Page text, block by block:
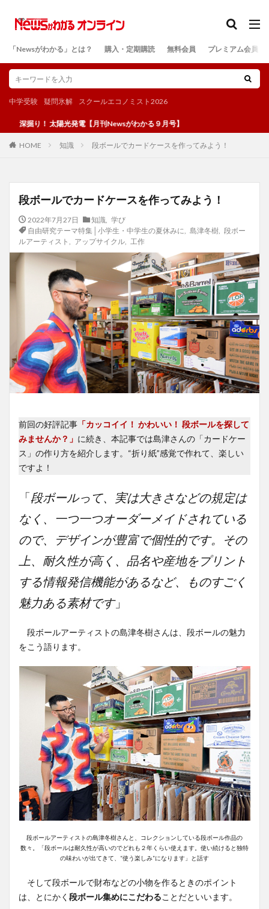
「Newsがわかる」とは？ 購入・定期購読 無料会員 プレミアム会員
中学受験 疑問氷解 スクールエコノミスト2026
！ 太陽光発電【月刊Newsがわかる９月号】
HOME 知識 段ボールでカードケースを作ってみよう！
段ボールでカードケースを作ってみよう！
2022年7月27日 知識
学び
自由研究テーマ特集│小学生・中学生の夏休みに
島津冬樹,
段ボー
ルアーティスト
アップサイクル 工作
前回の好評記事 「カッコイイ！ かわいい！ 段ボールを探して
みませんか？」 に続き、本記事では島津さんの「カードケー
ス」の作り方を紹介します。“折り紙”感覚で作れて、楽しい
ですよ！
「段ボールって、実は大きさなどの規定は
なく、一つ一つオーダーメイドされている
ので、デザインが豊富で個性的です。その
上、耐久性が高く、品名や産地をプリント
する情報発信機能があるなど、ものすごく
魅力ある素材です」
段ボールアーティストの島津冬樹さんは、段ボールの魅力
をこう語ります。
段ボールアーティストの島津冬樹さんと、コレクションしている段ボール作品の
数々。「段ボールは耐久性が高いのでどれも２年くらい使えます。使い続けると独特
の味わいが出てきて、“使う楽しみ”になります」と話す
そして段ボールで財布などの小物を作るときのポイント
は、とにかく 段ボール集めにこだわることだといいます。
検索